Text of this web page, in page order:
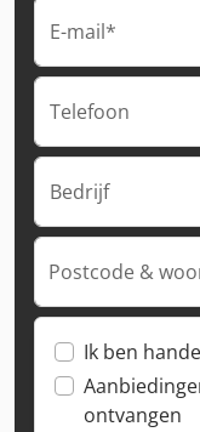
E-mail*
Telefoon
Bedrijf
Postcode &
Ik ben
ontvangen